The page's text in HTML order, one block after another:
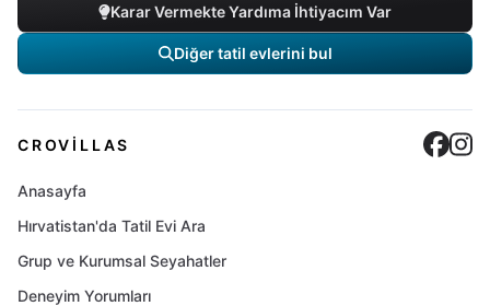
Karar Vermekte Yardıma İhtiyacım Var
Diğer tatil evlerini bul
CROVILLAS
Anasayfa
Hırvatistan'da Tatil Evi Ara
Grup ve Kurumsal Seyahatler
Deneyim Yorumları